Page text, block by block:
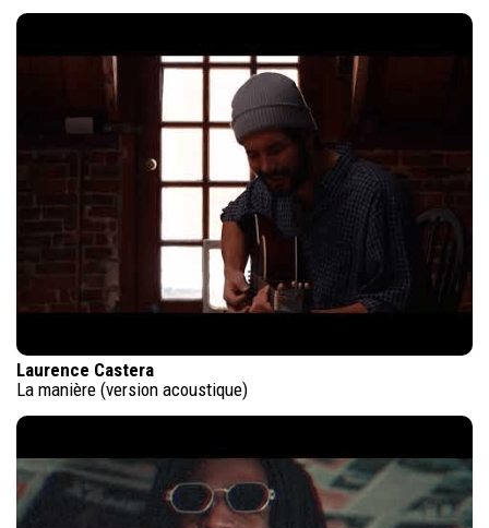
Laurence Castera
La manière (version acoustique)